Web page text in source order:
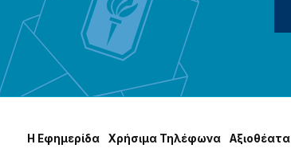
Η Εφημερίδα Χρήσɩμα Τηλέφωνα Αξɩοθέατα